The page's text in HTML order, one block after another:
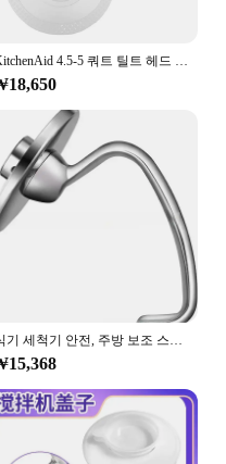
KitchenAid 4.5-5 쿼트 틸트 헤드 스탠드 믹서, 안전한 푸어링 쉴드 및 믹서 볼 커버, 믹서 스플래터 가드 뚜껑
식기 세척기 안전, 주방 보조 스탠드 믹서용 나선형 반죽 후크, 4.5 Qt - 5 틸트 헤드 부착물, 주방 가제트 세트